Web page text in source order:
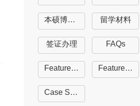
本硕博留学 留学材料
签证办理 FAQs
Featured University Featured Course
Case Studies